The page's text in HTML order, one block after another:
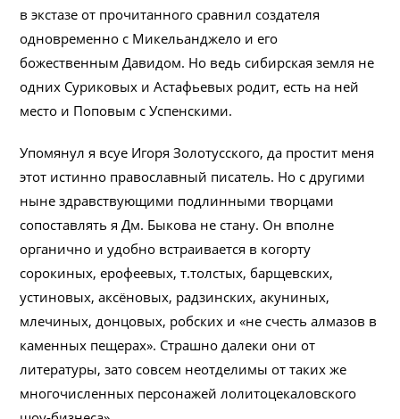
в экстазе от прочитанного сравнил создателя
одновременно с Микельанджело и его
божественным Давидом. Но ведь сибирская земля не
одних Суриковых и Астафьевых родит, есть на ней
место и Поповым с Успенскими.
Упомянул я всуе Игоря Золотусского, да простит меня
этот истинно православный писатель. Но с другими
ныне здравствующими подлинными творцами
сопоставлять я Дм. Быкова не стану. Он вполне
органично и удобно встраивается в когорту
сорокиных, ерофеевых, т.толстых, барщевских,
устиновых, аксёновых, радзинских, акуниных,
млечиных, донцовых, робских и «не счесть алмазов в
каменных пещерах». Страшно далеки они от
литературы, зато совсем неотделимы от таких же
многочисленных персонажей лолитоцекаловского